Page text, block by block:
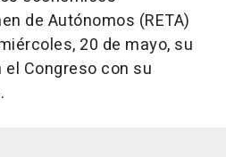
de Autónomos (RETA)
20 de mayo, su
Congreso con su